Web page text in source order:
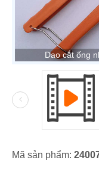
Dao cắt ống
Mã sản phẩm: